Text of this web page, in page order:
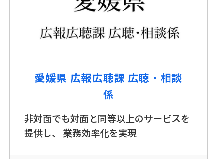
愛媛県 広報広聴課 広聴・相談
係
非対面でも対面と同等以上のサービスを
提供し、 業務効率化を実現